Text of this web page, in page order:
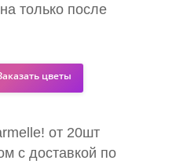
только после
цветы
от 20шт
с доставкой по